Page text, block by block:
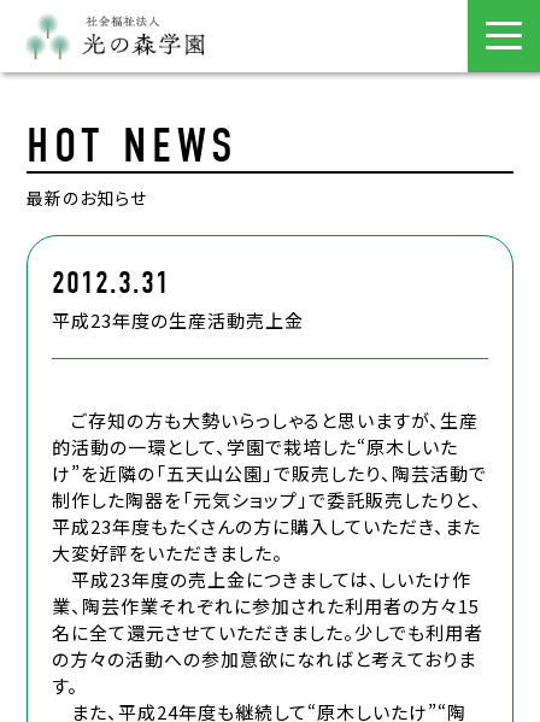
HOT NEWS
最新のお知らせ
2012.3.31
平成23年度の生産活動売上金
ご存知の方も大勢いらっしゃると思いますが、生産
的活動の一環として、学園で栽培した“原木しいた
け”を近隣の「五天山公園」で販売したり、陶芸活動で
制作した陶器を「元気ショップ」で委託販売したりと、
平成23年度もたくさんの方に購入していただき、また
大変好評をいただきました。
平成23年度の売上金につきましては、しいたけ作
業、陶芸作業それぞれに参加された利用者の方々15
名に全て還元させていただきました。少しでも利用者
の方々の活動への参加意欲になればと考えておりま
す。
また、平成24年度も継続して“原木しいたけ”“陶